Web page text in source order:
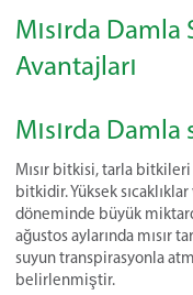
Mısırda
Avantajları
Mısırda
Mısır bitkisi, tarla
bitkidir. Yüksek
döneminde büyük
ağustos aylarında mısır
suyun transpirasyonla
belirlenmiştir.